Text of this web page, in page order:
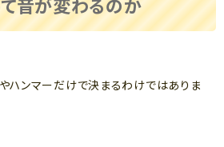
音が変わるのか
ハンマーだけで決まるわけではありま